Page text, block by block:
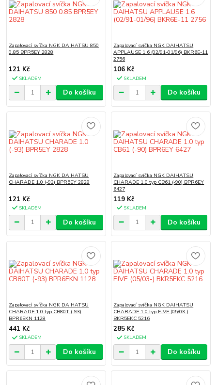
Zapalovací svíčka NGK DAIHATSU 850
0.85 BPR5EY 2828
121 Kč
SKLADEM
Do košíku
Zapalovací svíčka NGK DAIHATSU
APPLAUSE 1.6 (02/91-01/96) BKR6E-11
2756
106 Kč
SKLADEM
Do košíku
Zapalovací svíčka NGK DAIHATSU
CHARADE 1.0 (-93) BPR5EY 2828
121 Kč
SKLADEM
Do košíku
Zapalovací svíčka NGK DAIHATSU
CHARADE 1.0 typ CB61 (-90) BPR6EY
6427
119 Kč
SKLADEM
Do košíku
Zapalovací svíčka NGK DAIHATSU
CHARADE 1.0 typ CB80T (-93)
BPR6EKN 1128
441 Kč
SKLADEM
Do košíku
Zapalovací svíčka NGK DAIHATSU
CHARADE 1.0 typ EJVE (05/03-)
BKR5EKC 5216
285 Kč
SKLADEM
Do košíku